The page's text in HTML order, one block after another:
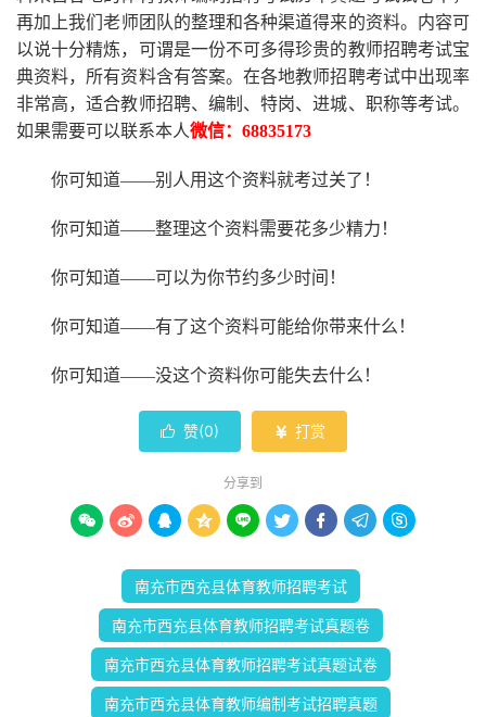
再加上我们老师 团队的整理和各种渠道得来的资料。内容可
以说十分精炼，可谓是一份不可多得珍贵的教师招聘考试宝
典资料，所有资料含有答案。在各地教师招聘考试中出现率
非常高，适合教师招聘、编制、特岗、进城、职称等考试。
如果需要可以联系本人微信： 68835173
你可知道——别人用这个资料就考过关了！
你可知道——整理这个资料需要花多少精力 ！
你可知道——可以为你节约多少时间！
你可知道——有了这个资料可能给你带来什么！
你可知道——没这个资料你可能失去什么 ！
 赞(0)  打赏
分享到
        
南充市西充县体育教师招聘考试
南充市西充县体育教师招聘考试真题卷
南充市西充县体育教师招聘考试真题试卷
南充市西充县体育教师编制考试招聘真题